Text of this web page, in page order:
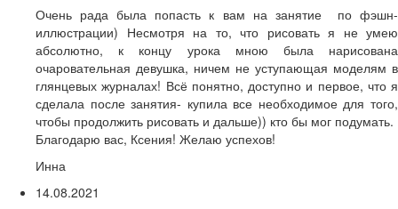
Очень рада была попасть к вам на занятие по фэшн-
иллюстрации) Несмотря на то, что рисовать я не умею
абсолютно, к концу урока мною была нарисована
очаровательная девушка, ничем не уступающая моделям в
глянцевых журналах! Всё понятно, доступно и первое, что я
сделала после занятия- купила все необходимое для того,
чтобы продолжить рисовать и дальше)) кто бы мог подумать.
Благодарю вас, Ксения! Желаю успехов!
Инна
14.08.2021